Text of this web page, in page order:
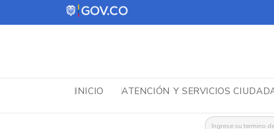
INICIO ATENCIÓN Y SERVICIOS
Buscar: